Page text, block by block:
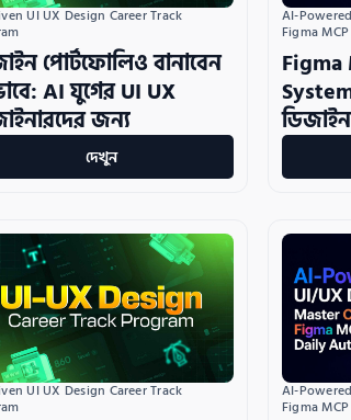
UI UX Design Career Track
পোর্টফোলিও বানাবেন
AI যুগের UI UX
জন্য
দেখুন
AI-
Figma
Figma
UI UX Design Career Track AI-
Figma